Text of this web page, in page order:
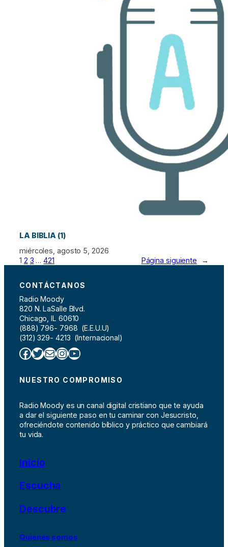
LA BIBLIA (1)
miércoles, agosto 5, 2026
1 2 3 … 421 Página siguiente →
CONTÁCTANOS
Radio Moody
820 N. LaSalle Blvd.
Chicago, IL 60610
(888) 796- 7968 (E.E.U.U)
(312) 329- 4213 (Internacional)
Facebook Twitter Correo electrónico InstagramYouTube
NUESTRO COMPROMISO
Radio Moody es un canal digital cristiano que te ayuda
a dar el siguiente paso en tu caminar con Jesucristo,
ofreciéndote contenido bíblico y práctico que cambiará
tu vida.
Inicio
Escucha
Descubre
Quiénes somos